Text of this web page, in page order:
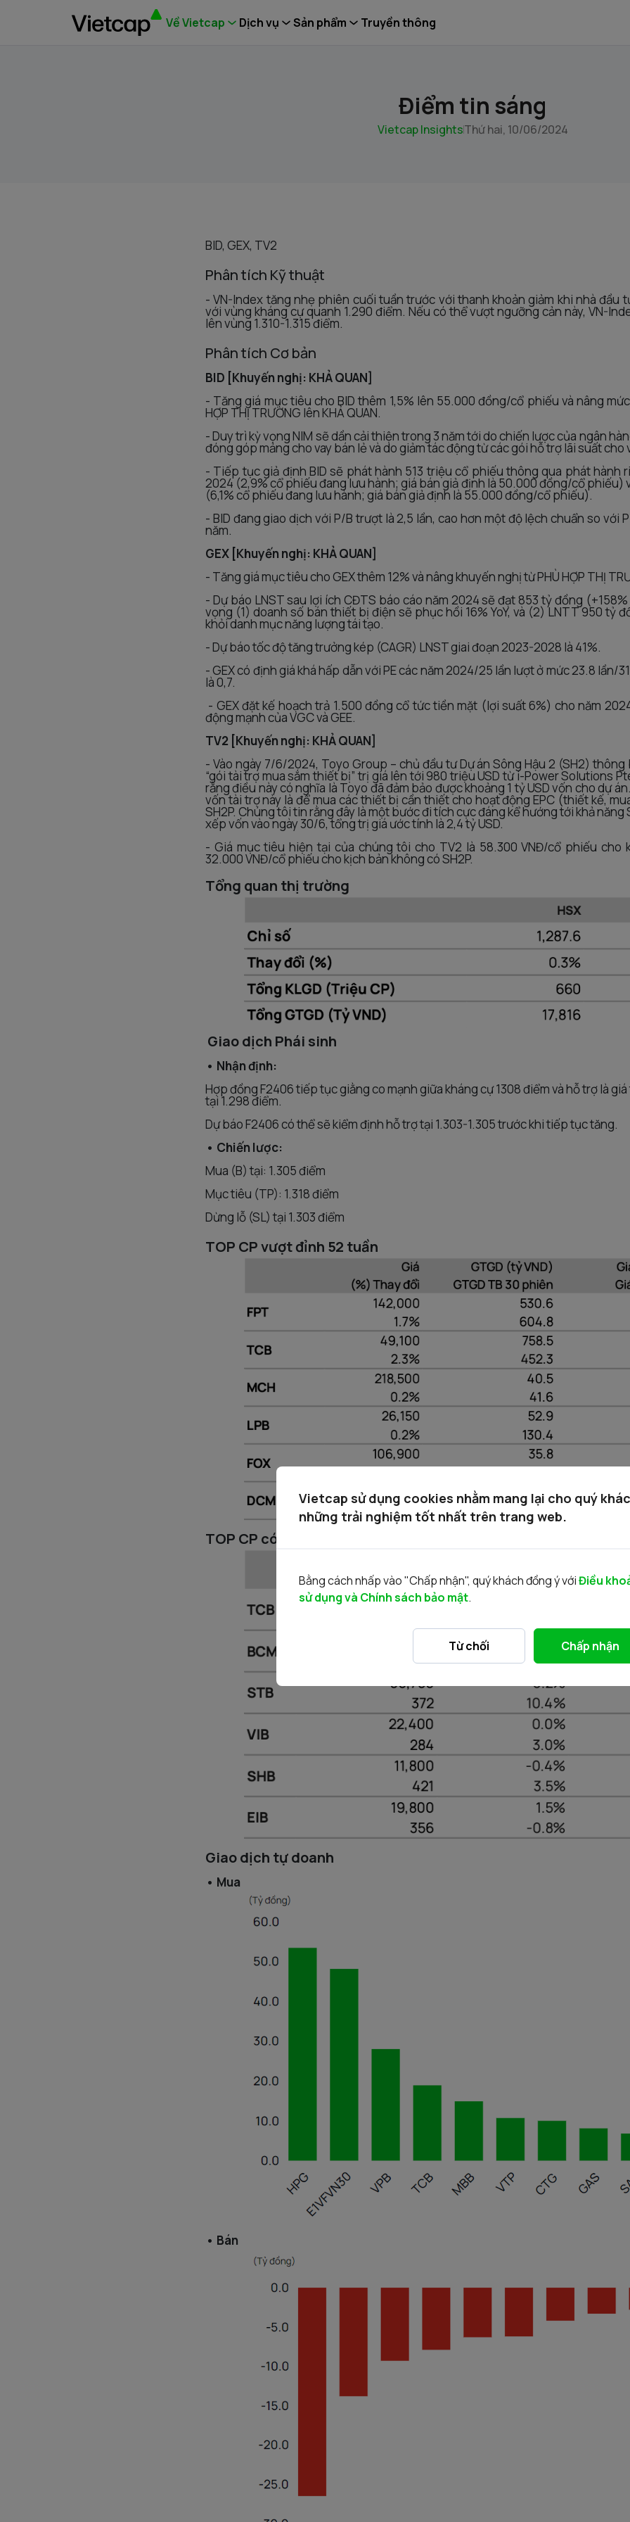
Về Vietcap Dịch vụ Sản phẩm Truyền thông
Điểm tin sáng
Vietcap InsightsThứ hai, 10/06/2024
BID, GEX, TV2
Phân tích Kỹ thuật
- VN-Index tăng nhẹ phiên cuối tuần trước với thanh khoản giảm khi nhà đầu
với vùng kháng cự quanh 1.290 điểm. Nếu có thể vượt ngưỡng cản này, VN-
lên vùng 1.310-1.315 điểm.
Phân tích Cơ bản
BID [Khuyến nghị: KHẢ QUAN]
- Tăng giá mục tiêu cho BID thêm 1,5% lên 55.000 đồng/cổ phiếu và nâng
HỢP THỊ TRƯỜNG lên KHẢ QUAN.
- Duy trì kỳ vọng NIM sẽ dần cải thiện trong 3 năm tới do chiến lược của ngân
đóng góp mảng cho vay bán lẻ và do giảm tác động từ các gói hỗ trợ lãi suất cho
- Tiếp tục giả định BID sẽ phát hành 513 triệu cổ phiếu thông qua phát hành
2024 (2,9% cổ phiếu đang lưu hành; giá bán giả định là 50.000 đồng/cổ phiếu)
(6,1% cổ phiếu đang lưu hành; giá bán giả định là 55.000 đồng/cổ phiếu).
- BID đang giao dịch với P/B trượt là 2,5 lần, cao hơn một độ lệch chuẩn so với
năm.
GEX [Khuyến nghị: KHẢ QUAN]
- Tăng giá mục tiêu cho GEX thêm 12% và nâng khuyến nghị từ PHÙ HỢP THỊ
- Dự báo LNST sau lợi ích CĐTS báo cáo năm 2024 sẽ đạt 853 tỷ đồng
vọng (1) doanh số bán thiết bị điện sẽ phục hồi 16% YoY, và (2) LNTT 950 tỷ
khỏi danh mục năng lượng tái tạo.
- Dự báo tốc độ tăng trưởng kép (CAGR) LNST giai đoạn 2023-2028 là 41%.
- GEX có định giá khá hấp dẫn với PE các năm 2024/25 lần lượt ở mức 23.8 lần/
là 0,7.
- GEX đặt kế hoạch trả 1.500 đồng cổ tức tiền mặt (lợi suất 6%) cho năm
động mạnh của VGC và GEE.
TV2 [Khuyến nghị: KHẢ QUAN]
- Vào ngày 7/6/2024, Toyo Group – chủ đầu tư Dự án Sông Hậu 2 (SH2)
“gói tài trợ mua sắm thiết bị” trị giá lên tới 980 triệu USD từ i-Power Solutions
rằng điều này có nghĩa là Toyo đã đảm bảo được khoảng 1 tỷ USD vốn cho dự
vốn tài trợ này là để mua các thiết bị cần thiết cho hoạt động EPC (thiết kế,
SH2P. Chúng tôi tin rằng đây là một bước đi tích cực đáng kể hướng tới khả năng
xếp vốn vào ngày 30/6, tổng trị giá ước tính là 2,4 tỷ USD.
- Giá mục tiêu hiện tại của chúng tôi cho TV2 là 58.300 VNĐ/cổ phiếu cho
32.000 VNĐ/cổ phiếu cho kịch bản không có SH2P.
Tổng quan thị trường
Giao dịch Phái sinh
• Nhận định:
Hợp đồng F2406 tiếp tục giằng co mạnh giữa kháng cự 1308 điểm và hỗ trợ là
tại 1.298 điểm.
Dự báo F2406 có thể sẽ kiểm định hỗ trợ tại 1.303-1.305 trước khi tiếp tục tăng.
• Chiến lược:
Mua (B) tại: 1.305 điểm
Mục tiêu (TP): 1.318 điểm
Dừng lỗ (SL) tại 1.303 điểm
TOP CP vượt đỉnh 52 tuần
TOP CP có kỹ thuật tốt nhất
Giao dịch tự doanh
• Mua
• Bán
Vietcap sử dụng cookies nhằm mang lại cho quý
những trải nghiệm tốt nhất trên trang web.
Bằng cách nhấp vào "Chấp nhận", quý khách đồng ý vớiĐiều
sử dụng và Chính sách bảo mật.
Từ chối Chấp nhận